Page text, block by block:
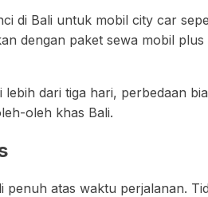
di Bali untuk mobil city car
dengan paket sewa mobil
dari tiga hari, perbedaan
oleh khas Bali.
penuh atas waktu perjalanan.